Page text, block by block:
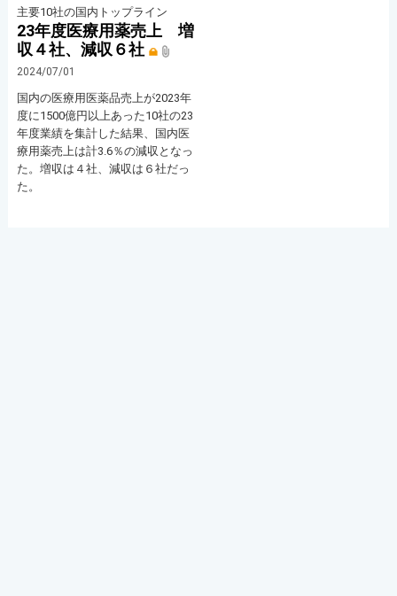
主要10社の国内トップライン
23年度医療用薬売上 増
収４社、減収６社
2024/07/01
国内の医療用医薬品売上が2023年
度に1500億円以上あった10社の23
年度業績を集計した結果、国内医
療用薬売上は計3.6％の減収となっ
た。増収は４社、減収は６社だっ
た。